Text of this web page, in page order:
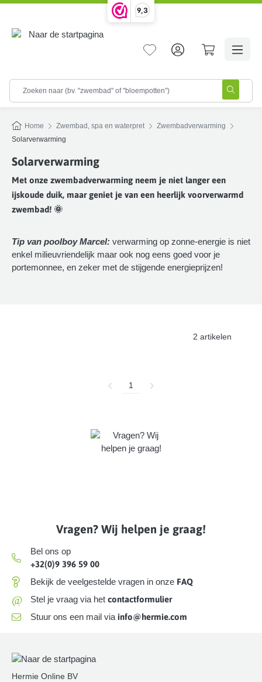
9,3
Home Zwembad, spa en waterpret
Zwembadverwarming
Solarverwarming
Solarverwarming
Met onze zwembadverwarming neem je niet langer een
ijskoude duik, maar geniet je van een heerlijk voorverwarmd
zwembad! 🌞
Tip van poolboy Marcel: verwarming op zonne-energie is niet
enkel milieuvriendelijk maar ook nog eens goed voor je
portemonnee, en zeker met de stijgende energieprijzen!
2 artikelen
1
Vragen? Wij helpen je graag!
Bel ons op
+32(0)9 396 59 00
Bekijk de veelgestelde vragen in onze FAQ
@ Stel je vraag via het contactformulier
Stuur ons een mail via info@hermie.com
Hermie Online BV